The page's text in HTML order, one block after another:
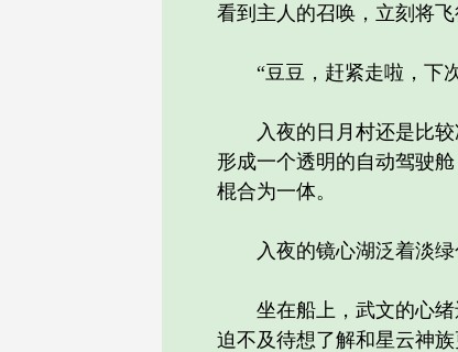
看到主人的召唤，立刻将
“豆豆，赶紧走啦，下次
入夜的日月村还是比较
形成一个透明的自动驾驶
棍合为一体。
入夜的镜心湖泛着淡绿
坐在船上，武文的心绪
迫不及待想了解和星云神族